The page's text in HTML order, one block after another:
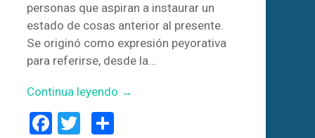
personas que aspiran a instaurar un
estado de cosas anterior al presente.
Se originó como expresión peyorativa
para referirse, desde la…
Continua leyendo →
Facebook
Twitter